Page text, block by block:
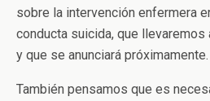
sobre la intervención enfermera
conducta suicida, que llevaremos
y que se anunciará próximamente.
También pensamos que es